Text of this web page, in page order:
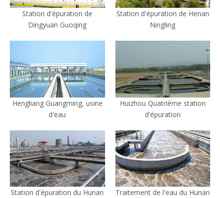
Station d'épuration de
Dingyuan Guoqing
Station d'épuration de Henan
Ningling
Hengliang Guangming, usine
d'eau
Huizhou Quatrième station
d'épuration
Station d'épuration du Hunan
Traitement de l'eau du Hunan